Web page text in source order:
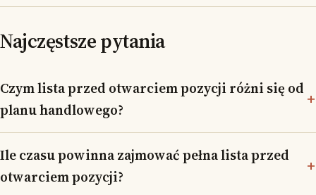
Najczęstsze pytania
Czym lista przed otwarciem pozycji różni się od
planu handlowego?
Ile czasu powinna zajmować pełna lista przed
otwarciem pozycji?